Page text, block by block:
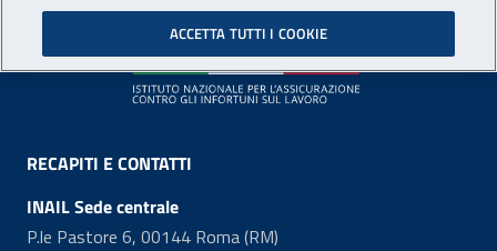
Footer
RECAPITI E CONTATTI
INAIL Sede centrale
P.le Pastore 6, 00144 Roma (RM)
ACCETTA TUTTI I COOKIE